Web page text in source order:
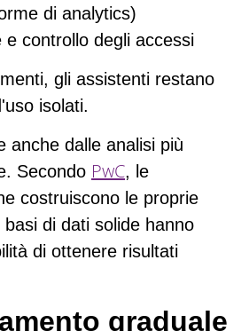
di analytics)
e controllo degli accessi
gli assistenti restano
isolati.
anche dalle analisi più
Secondo PwC, le
costruiscono le proprie
di dati solide hanno
di ottenere risultati
graduale